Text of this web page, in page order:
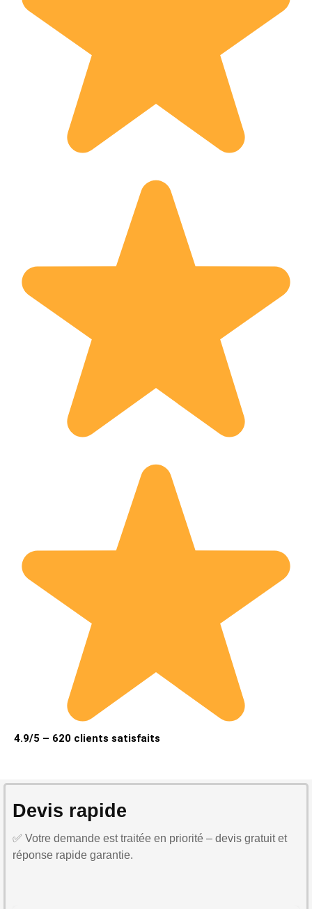
4.9/5 – 620 clients satisfaits
Devis rapide
✅ Votre demande est traitée en priorité – devis gratuit et
réponse rapide garantie.